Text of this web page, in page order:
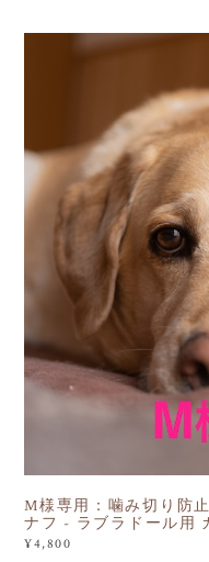
M様専用：噛み切り防
ナフ - ラブラドール用
¥4,800